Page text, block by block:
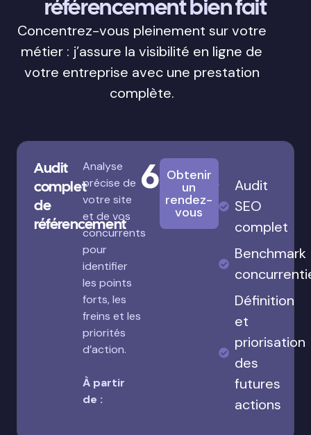
référencement bien fait
Concentrez-vous pleinement sur votre
métier : j’assure la visibilité en ligne de
votre entreprise avec une prestation
complète.
Audit
complet
de
référencement
Analyse
précise de
votre site
et de vos
concurrents
pour
identifier
les points
forts, les
freins et les
priorités
d’action.
À partir
de :
680€
Obtenir
un
rendez-
vous
Audit
SEO
complet
Benchmark
Définition
et
priorisation
des
futures
actions